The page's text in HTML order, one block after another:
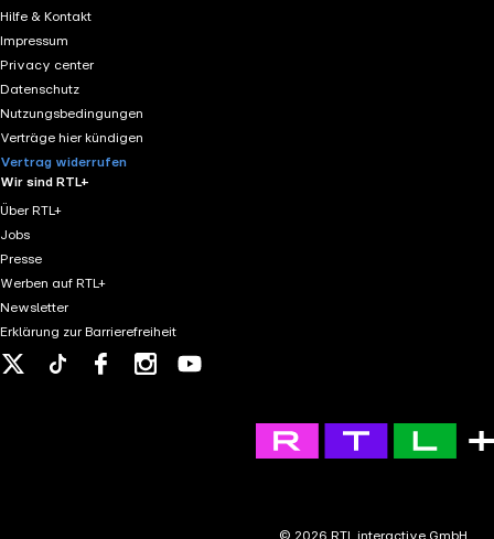
Hilfe & Kontakt
Impressum
Privacy center
Datenschutz
Nutzungsbedingungen
Verträge hier kündigen
Vertrag widerrufen
Wir sind RTL+
Über RTL+
Jobs
Presse
Werben auf RTL+
Newsletter
Erklärung zur Barrierefreiheit
Tiktok FacebookInstagram
© 2026 RTL interactive GmbH